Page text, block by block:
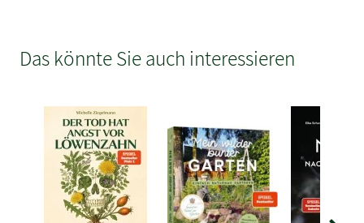
Das könnte Sie auch interessieren